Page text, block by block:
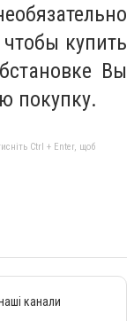
купить
Вы
покупку.
Ctrl + Enter, щоб
канали